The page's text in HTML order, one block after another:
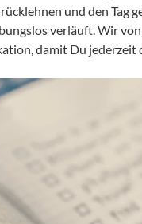
und den Tag
verläuft. Wir
damit Du